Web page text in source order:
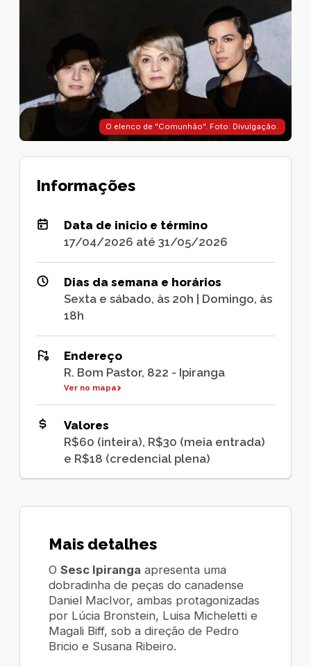
O elenco de "Comunhão". Foto: Divulgação.
Informações
Data de inicio e término
17/04/2026 até 31/05/2026
Dias da semana e horários
Sexta e sábado, às 20h | Domingo, às
18h
Endereço
R. Bom Pastor, 822 - Ipiranga
Ver no mapa
Valores
R$60 (inteira), R$30 (meia entrada)
e R$18 (credencial plena)
Mais detalhes
OSesc Ipiranga apresenta uma
dobradinha de peças do canadense
Daniel MacIvor, ambas protagonizadas
por Lúcia Bronstein, Luisa Micheletti e
Magali Biff, sob a direção de Pedro
Bricio e Susana Ribeiro.